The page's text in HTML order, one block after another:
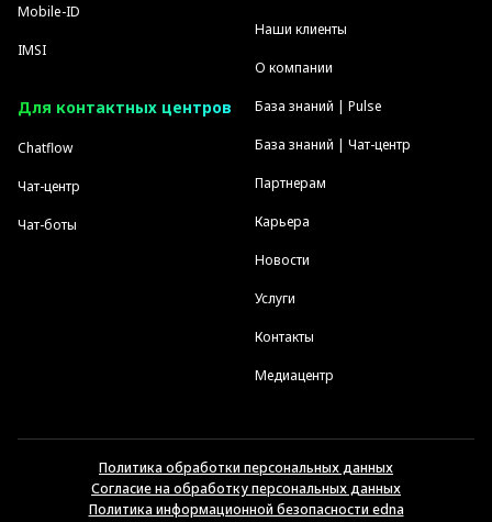
Mobile-ID
IMSI
Для контактных центров
Chatflow
Чат-центр
Чат-боты
Наши клиенты
О компании
База знаний | Pulse
База знаний | Чат-центр
Партнерам
Карьера
Новости
Услуги
Контакты
Медиацентр
Политика обработки персональных данных
Согласие на обработку персональных данных
Политика информационной безопасности edna